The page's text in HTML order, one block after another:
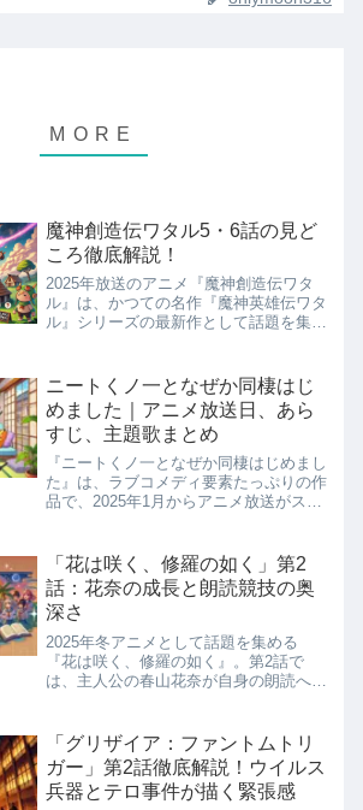
魔神創造伝ワタル5・6話の見ど
ころ徹底解説！
2025年放送のアニメ『魔神創造伝ワタ
ル』は、かつての名作『魔神英雄伝ワタ
ル』シリーズの最新作として話題を集め
「【緊急謝罪】リュンリュンの黒歴
史！？」は、物語のテンポと...
ニートくノ一となぜか同棲はじ
めました｜アニメ放送日、あら
すじ、主題歌まとめ
『ニートくノ一となぜか同棲はじめまし
た』は、ラブコメディ要素たっぷりの作
品で、2025年1月からアニメ放送がスタ
棲生活を描いており、原作漫画ファンの
間でも注目度が急上昇...
「花は咲く、修羅の如く」第2
話：花奈の成長と朗読競技の奥
深さ
2025年冬アニメとして話題を集める
『花は咲く、修羅の如く』。第2話で
は、主人公の春山花奈が自身の朗読への
口600人の小さな島、十鳴島。花奈は子
供たちに朗読を披露する日...
「グリザイア：ファントムトリ
ガー」第2話徹底解説！ウイルス
兵器とテロ事件が描く緊張感